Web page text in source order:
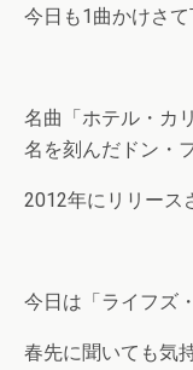
今日も1曲かけさて
名曲「ホテル・カ
名を刻んだドン・
2012年にリリース
今日は「ライフズ
春先に聞いても気